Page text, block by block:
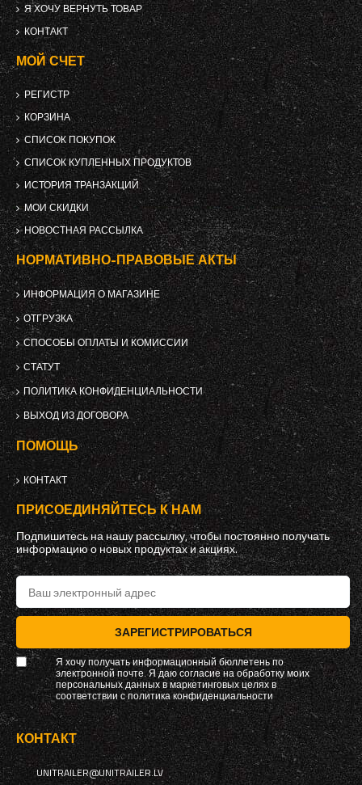
Я ХОЧУ ВЕРНУТЬ ТОВАР
КОНТАКТ
МОЙ СЧЕТ
РЕГИСТР
КОРЗИНА
СПИСОК ПОКУПОК
СПИСОК КУПЛЕННЫХ ПРОДУКТОВ
ИСТОРИЯ ТРАНЗАКЦИЙ
МОИ СКИДКИ
НОВОСТНАЯ РАССЫЛКА
НОРМАТИВНО-ПРАВОВЫЕ АКТЫ
ИНФОРМАЦИЯ О МАГАЗИНЕ
ОТГРУЗКА
СПОСОБЫ ОПЛАТЫ И КОМИССИИ
СТАТУТ
ПОЛИТИКА КОНФИДЕНЦИАЛЬНОСТИ
ВЫХОД ИЗ ДОГОВОРА
ПОМОЩЬ
КОНТАКТ
ПРИСОЕДИНЯЙТЕСЬ К НАМ
Подпишитесь на нашу рассылку, чтобы постоянно получать
информацию о новых продуктах и ​​акциях.
ЗАРЕГИСТРИРОВАТЬСЯ
Я хочу получать информационный бюллетень по
электронной почте. Я даю согласие на обработку моих
персональных данных в маркетинговых целях в
соответствии сполитика конфиденциальности
КОНТАКТ
UNITRAILER@UNITRAILER.LV